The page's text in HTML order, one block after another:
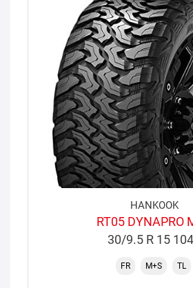
HANKOOK
RT05 DYNAPRO
30/9.5 R 15
FR M+S TL